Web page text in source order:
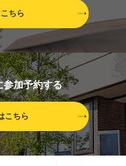
ちら
参加予約する
こちら